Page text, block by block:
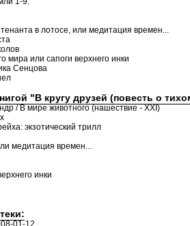
в лотосе, или медитация времен...
мира или сапоги верхнего инки
Сенцова
"В кругу друзей (повесть о
/ В мире животного (нашествие - XXI)
экзотический трилл
медитация времен...
инки
01-12